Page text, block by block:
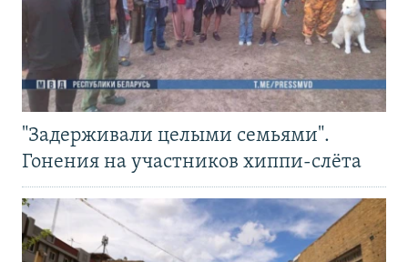
"Задерживали целыми семьями".
Гонения на участников хиппи-слёта